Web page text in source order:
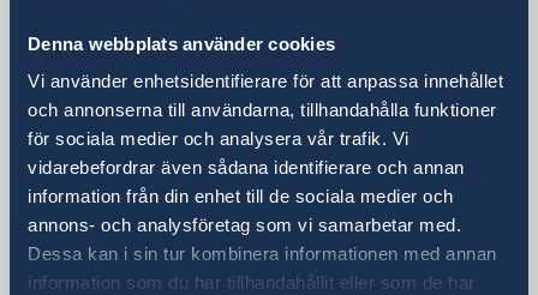
Denna webbplats använder cookies
Vi använder enhetsidentifierare för att anpassa innehållet
och annonserna till användarna, tillhandahålla funktioner
för sociala medier och analysera vår trafik. Vi
vidarebefordrar även sådana identifierare och annan
information från din enhet till de sociala medier och
annons- och analysföretag som vi samarbetar med.
Dessa kan i sin tur kombinera informationen med annan
information som du har tillhandahållit eller som de har
Huangpu, Shanghai
Metro: South Huangpi Road (utgång 1)
Postadress
Sveriges generalkonsulat i Shanghai
1521-1541 Shanghai Central Plaza
381 Huaihai Road (Middle)
Shanghai 200020
Kina
Telefonnummer